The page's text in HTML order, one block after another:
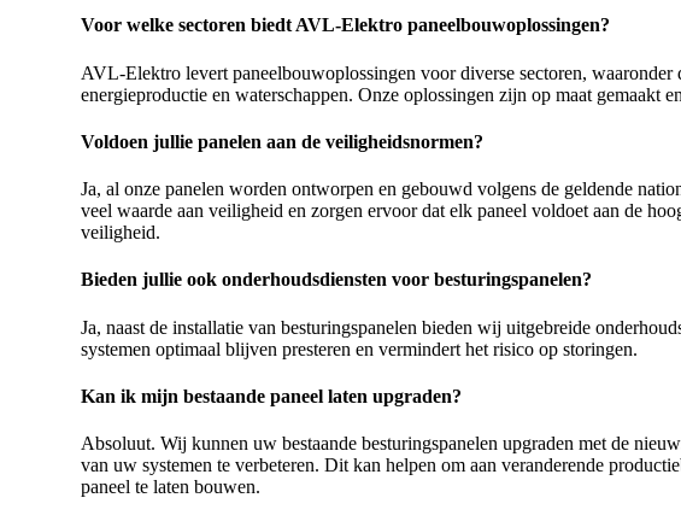
Voor welke sectoren biedt AVL-Elektro paneelbouwoplossingen?
AVL-Elektro levert paneelbouwoplossingen voor diverse sectoren,
energieproductie en waterschappen. Onze oplossingen zijn op maat gemaakt
Voldoen jullie panelen aan de veiligheidsnormen?
Ja, al onze panelen worden ontworpen en gebouwd volgens de geldende
veel waarde aan veiligheid en zorgen ervoor dat elk paneel voldoet aan de
veiligheid.
Bieden jullie ook onderhoudsdiensten voor besturingspanelen?
Ja, naast de installatie van besturingspanelen bieden wij uitgebreide
systemen optimaal blijven presteren en vermindert het risico op storingen.
Kan ik mijn bestaande paneel laten upgraden?
Absoluut. Wij kunnen uw bestaande besturingspanelen upgraden met de
van uw systemen te verbeteren. Dit kan helpen om aan veranderende
paneel te laten bouwen.